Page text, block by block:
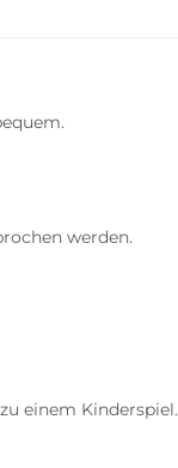
werden.
einem Kinderspiel.